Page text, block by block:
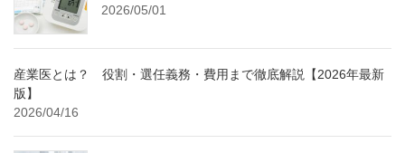
2026/05/01
産業医とは？ 役割・選任義務・費用まで徹底解説【2026年最新
版】
2026/04/16